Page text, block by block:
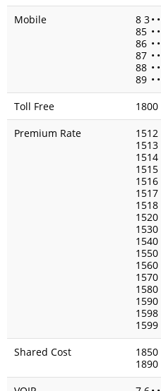
Mobile
8 3• •
85 • •
86 • •
87 • •
88 • •
89 • •
Toll Free
1800
Premium Rate
1512
1513
1514
1515
1516
1517
1518
1520
1530
1540
1550
1560
1570
1580
1590
1598
1599
Shared Cost
1850
1890